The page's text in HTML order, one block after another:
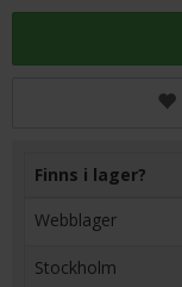
Finns i lager?
Webblager
Stockholm